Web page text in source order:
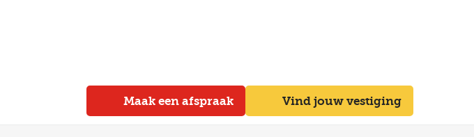
Maak een afspraak Vind jouw vestiging